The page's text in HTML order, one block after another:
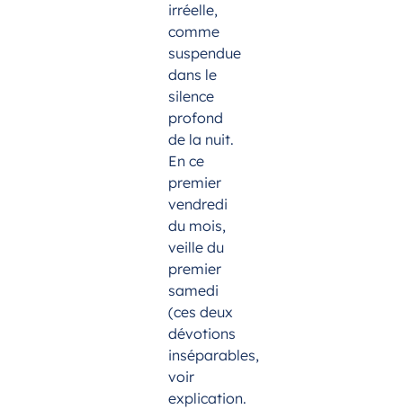
irréelle,
comme
suspendue
dans le
silence
profond
de la nuit.
En ce
premier
vendredi
du mois,
veille du
premier
samedi
(ces deux
dévotions
inséparables,
voir
explication.